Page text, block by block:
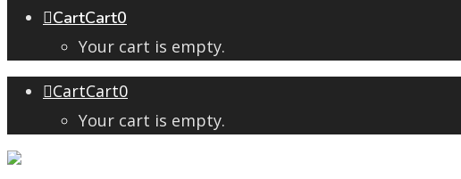
CartCart0
Your cart is empty.
CartCart0
Your cart is empty.